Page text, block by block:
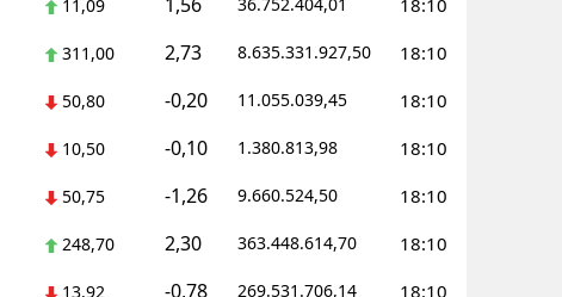
11,09 18:10
311,00 2,73 8.635.331.927,50 18:10
50,80 -0,20 11.055.039,45 18:10
10,50 -0,10 1.380.813,98 18:10
50,75 -1,26 9.660.524,50 18:10
248,70 2,30 363.448.614,70 18:10
13,92 -0,78 269.531.706,14 18:10